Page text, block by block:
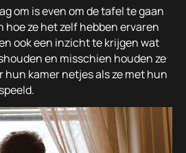
om is even om de tafel te gaan
ze het zelf hebben ervaren
ook een inzicht te krijgen wat
en misschien houden ze
hun kamer netjes als ze met hun